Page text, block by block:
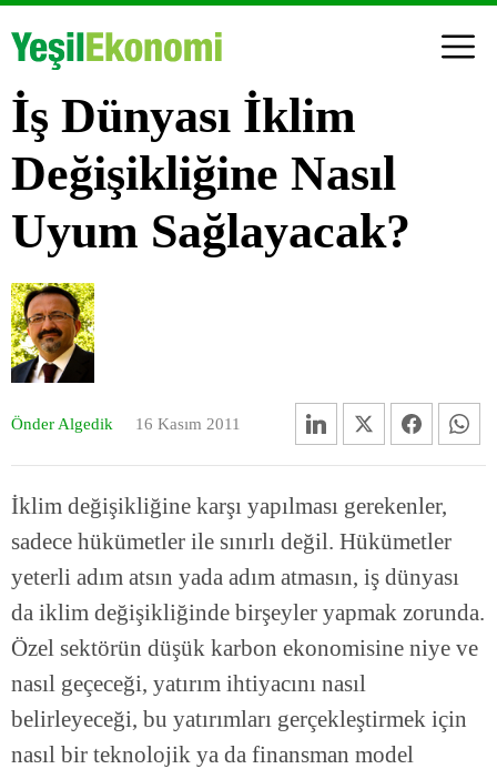
İş Dünyası İklim
Değişikliğine Nasıl
Uyum Sağlayacak?
Önder Algedik 16 Kasım 2011
İklim değişikliğine karşı yapılması gerekenler,
sadece hükümetler ile sınırlı değil. Hükümetler
yeterli adım atsın yada adım atmasın, iş dünyası
da iklim değişikliğinde birşeyler yapmak zorunda.
Özel sektörün düşük karbon ekonomisine niye ve
nasıl geçeceği, yatırım ihtiyacını nasıl
belirleyeceği, bu yatırımları gerçekleştirmek için
nasıl bir teknolojik ya da finansman model